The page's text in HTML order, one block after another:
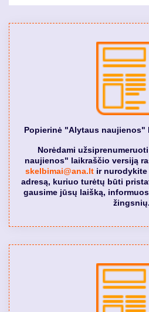
Popierinė "Alytaus naujienos"
Norėdami
naujienos" laikraščio versiją
skelbimai@ana.ltir nurodykite
adresą, kuriuo turėtų būti
gausime jūsų laišką,
žingsnių.